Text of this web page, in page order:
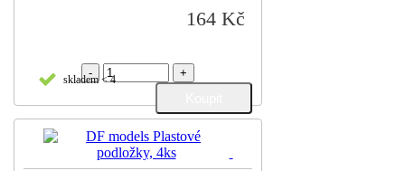
164 Kč
skladem < 4
- +